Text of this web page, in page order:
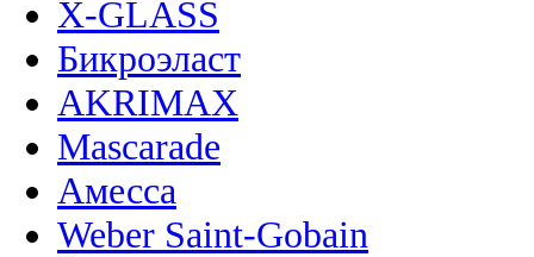
X-GLASS
Бикроэласт
AKRIMAX
Mascarade
Амесса
Weber Saint-Gobain